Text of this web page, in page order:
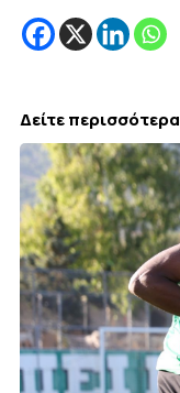
Δείτε περισσότερα